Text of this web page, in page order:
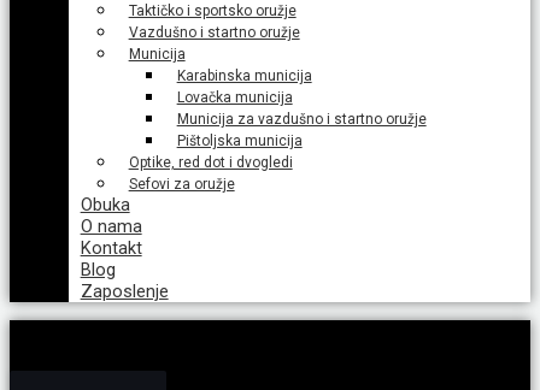
Taktičko i sportsko oružje
Vazdušno i startno oružje
Municija
Karabinska municija
Lovačka municija
Municija za vazdušno i startno oružje
Pištoljska municija
Optike, red dot i dvogledi
Sefovi za oružje
Obuka
O nama
Kontakt
Blog
Zaposlenje